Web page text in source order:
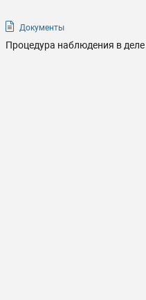
Документы
Процедура наблюдения в